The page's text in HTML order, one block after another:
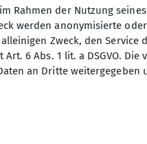
Rahmen der Nutzung
werden anonymisierte
Zweck, den Service
6 Abs. 1 lit. a DSGVO. Die
an Dritte